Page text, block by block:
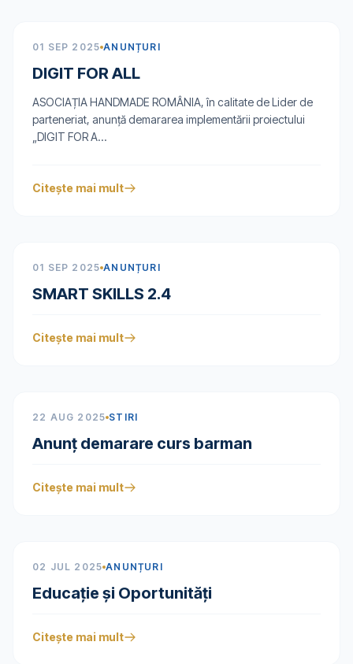
01 SEP 2025 ANUNȚURI
DIGIT FOR ALL
ASOCIAȚIA HANDMADE ROMÂNIA, în calitate de Lider de
parteneriat, anunță demararea implementării proiectului
„DIGIT FOR A...
Citește mai mult
01 SEP 2025 ANUNȚURI
SMART SKILLS 2.4
Citește mai mult
22 AUG 2025 STIRI
Anunț demarare curs barman
Citește mai mult
02 JUL 2025 ANUNȚURI
Educație și Oportunități
Citește mai mult